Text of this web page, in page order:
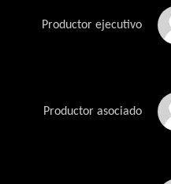
Productor ejecutivo
Productor asociado